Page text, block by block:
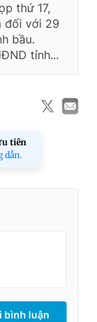
thứ 17,
đối với 29
bầu.
tỉnh...
tiên
dẫn.
bình luận